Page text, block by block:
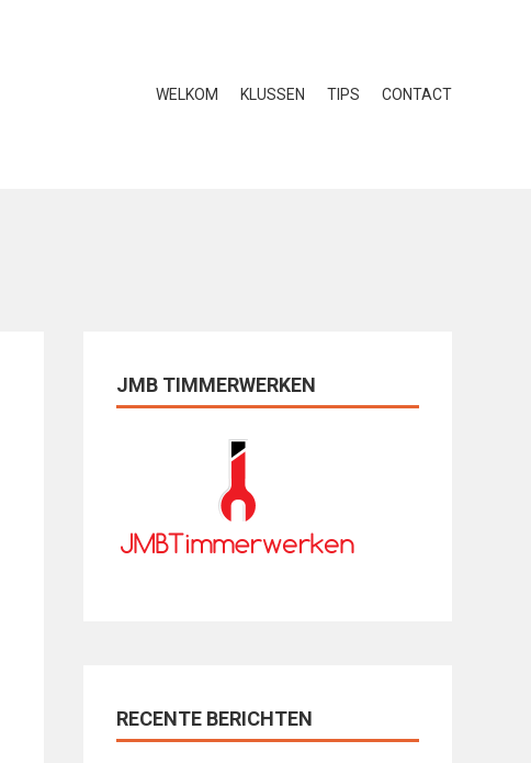
WELKOM KLUSSEN TIPS CONTACT
JMB TIMMERWERKEN
RECENTE BERICHTEN